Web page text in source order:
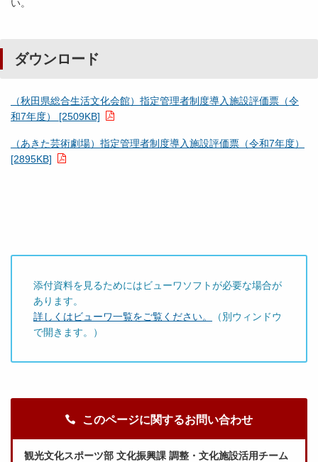
い。
ダウンロード
（秋田県総合生活文化会館）指定管理者制度導入施設評価票（令
和7年度） [2509KB]
（あきた芸術劇場）指定管理者制度導入施設評価票（令和7年度）
[2895KB]
添付資料を見るためにはビューワソフトが必要な場合が
あります。
詳しくはビューワ一覧をご覧ください。
（別ウィンドウ
で開きます。）
このページに関するお問い合わせ
観光文化スポーツ部 文化振興課 調整・文化施設活用チーム